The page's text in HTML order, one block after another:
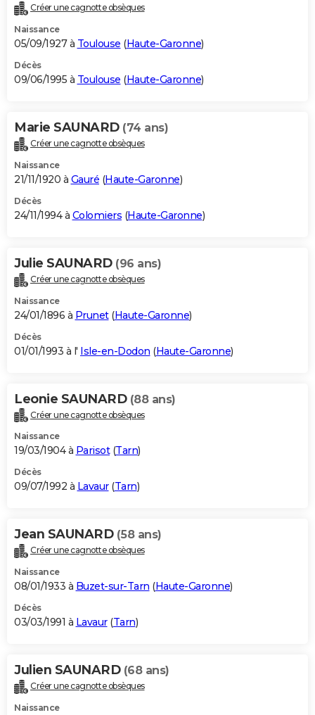
Créer une cagnotte obsèques
Naissance
05/09/1927 à Toulouse (Haute-Garonne)
Décès
09/06/1995 à Toulouse (Haute-Garonne)
Marie SAUNARD (74 ans)
Créer une cagnotte obsèques
Naissance
21/11/1920 à Gauré (Haute-Garonne)
Décès
24/11/1994 à Colomiers (Haute-Garonne)
Julie SAUNARD (96 ans)
Créer une cagnotte obsèques
Naissance
24/01/1896 à Prunet(Haute-Garonne)
Décès
01/01/1993 à l' Isle-en-Dodon (Haute-Garonne)
Leonie SAUNARD (88 ans)
Créer une cagnotte obsèques
Naissance
19/03/1904 à Parisot(Tarn)
Décès
09/07/1992 à Lavaur(Tarn)
Jean SAUNARD (58 ans)
Créer une cagnotte obsèques
Naissance
08/01/1933 à Buzet-sur-Tarn (Haute-Garonne)
Décès
03/03/1991 à Lavaur(Tarn)
Julien SAUNARD (68 ans)
Créer une cagnotte obsèques
Naissance